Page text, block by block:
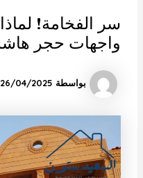
سر الفخامة!
واجهات حجر
بواسطة 26/04/2025